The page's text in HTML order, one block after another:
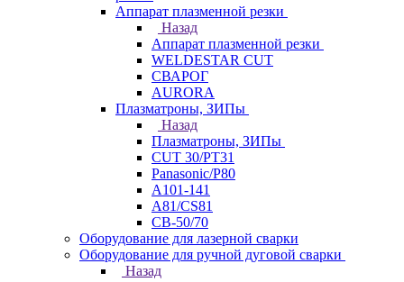
Аппарат плазменной резки
Назад
Аппарат плазменной резки
WELDESTAR CUT
СВАРОГ
AURORA
Плазматроны, ЗИПы
Назад
Плазматроны, ЗИПы
CUT 30/PT31
Panasonic/P80
А101-141
А81/CS81
СВ-50/70
Оборудование для лазерной сварки
Оборудование для ручной дуговой сварки
Назад